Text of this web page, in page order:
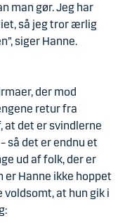
man gør. Jeg har
så jeg tror ærlig
siger Hanne.
der mod
retur fra
at det er svindlerne
så det er endnu et
ud af folk, der er
Hanne ikke hoppet
at hun gik i